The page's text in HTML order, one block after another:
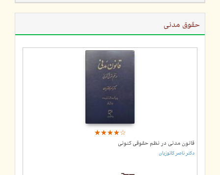
حقوق مدنی
☆☆☆☆☆
★★★★★
قانون مدنی در نظم حقوقی کنونی
دکتر ناصر کاتوزیان